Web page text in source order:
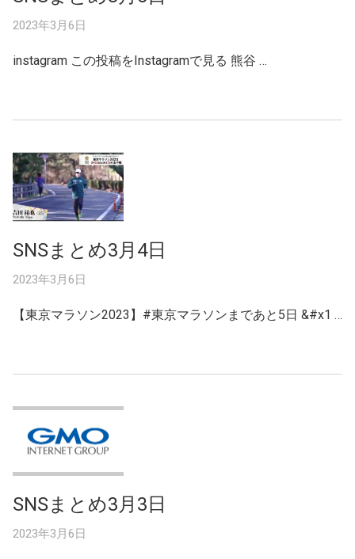
2023年3月6日
instagram この投稿をInstagramで見る 熊谷 …
SNSまとめ3月4日
2023年3月6日
【東京マラソン2023】#東京マラソンまであと5日 &#x1 …
SNSまとめ3月3日
2023年3月6日